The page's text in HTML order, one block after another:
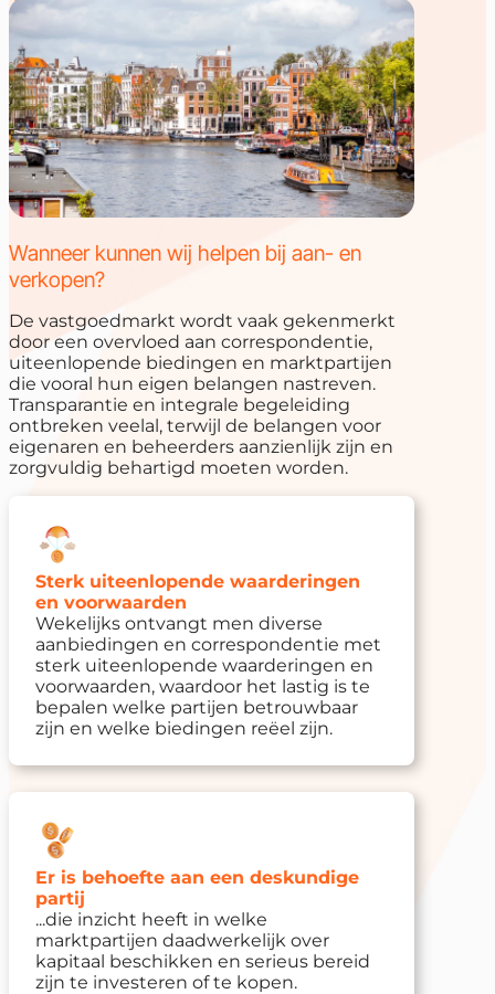
Wanneer kunnen wij helpen bij aan- en
verkopen?
De vastgoedmarkt wordt vaak gekenmerkt
door een overvloed aan correspondentie,
uiteenlopende biedingen en marktpartijen
die vooral hun eigen belangen nastreven.
Transparantie en integrale begeleiding
ontbreken veelal, terwijl de belangen voor
eigenaren en beheerders aanzienlijk zijn en
zorgvuldig behartigd moeten worden.
Sterk uiteenlopende waarderingen
en voorwaarden
Wekelijks ontvangt men diverse
aanbiedingen en correspondentie met
sterk uiteenlopende waarderingen en
voorwaarden, waardoor het lastig is te
bepalen welke partijen betrouwbaar
zijn en welke biedingen reëel zijn.
Er is behoefte aan een deskundige
partij
...die inzicht heeft in welke
marktpartijen daadwerkelijk over
kapitaal beschikken en serieus bereid
zijn te investeren of te kopen.